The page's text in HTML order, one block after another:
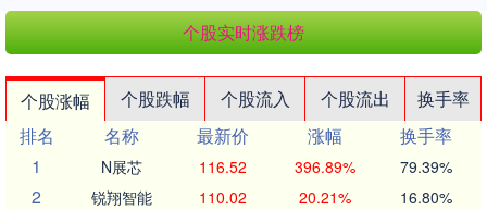
个股实时涨跌榜
个股涨幅 个股跌幅 个股流入 个股流出
换手率
排名
名称 最新价 涨幅
换手率
1
N展芯 116.52 396.89% 79.39%
2 锐翔智能 110.02 20.21% 16.80%